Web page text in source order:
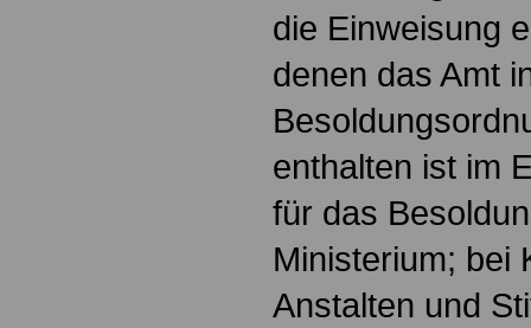
die Einweisung
denen das Amt
enthalten ist im
für das
Ministerium; bei
Anstalten und